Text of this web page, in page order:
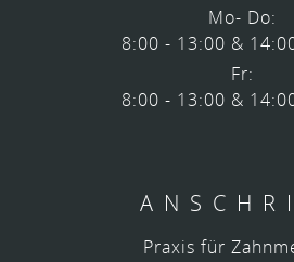
Mo- Do:
8:00 - 13:00 &
Fr:
8:00 - 13:00 &
Praxis für